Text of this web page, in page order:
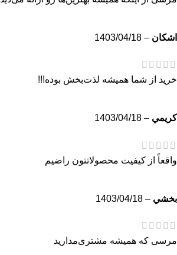
اشكان –
1403/04/18
خرید از شما همیشه لذت‌بخش بوده!!!
كريمي –
1403/04/18
واقعاً از کیفیت محصولاتتون راضیم
بخشي –
1403/04/18
مرسی که همیشه مشتری‌مدارید